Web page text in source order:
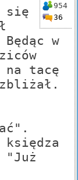
954
36
się
Będąc w
na tacę
księdza
"Już